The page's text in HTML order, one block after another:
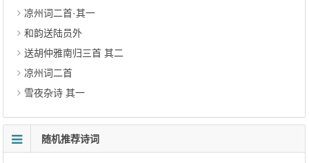
凉州词二首·其一
和韵送陆员外
送胡仲雅南归三首 其二
凉州词二首
雪夜杂诗 其一
随机推荐诗词